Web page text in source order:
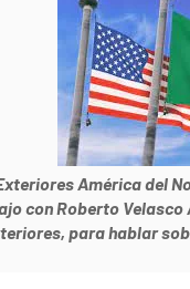
América del
con Roberto
para hablar